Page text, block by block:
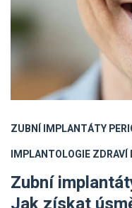
ZUBNÍ IMPLANTÁTY
IMPLANTOLOGIEZDRAVÍ
Zubní